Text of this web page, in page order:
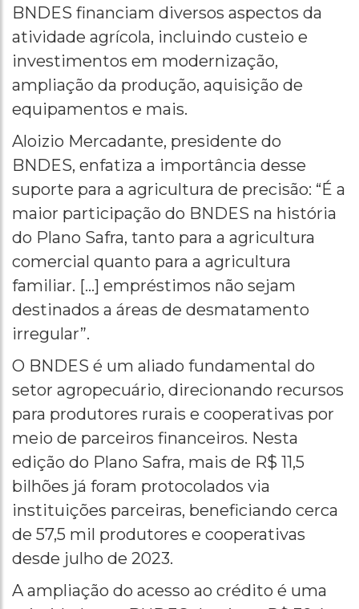
BNDES financiam diversos aspectos da
atividade agrícola, incluindo custeio e
investimentos em modernização,
ampliação da produção, aquisição de
equipamentos e mais.
Aloizio Mercadante, presidente do
BNDES, enfatiza a importância desse
suporte para a agricultura de precisão: “É a
maior participação do BNDES na história
do Plano Safra, tanto para a agricultura
comercial quanto para a agricultura
familiar. […] empréstimos não sejam
destinados a áreas de desmatamento
irregular”.
O BNDES é um aliado fundamental do
setor agropecuário, direcionando recursos
para produtores rurais e cooperativas por
meio de parceiros financeiros. Nesta
edição do Plano Safra, mais de R$ 11,5
bilhões já foram protocolados via
instituições parceiras, beneficiando cerca
de 57,5 mil produtores e cooperativas
desde julho de 2023.
A ampliação do acesso ao crédito é uma